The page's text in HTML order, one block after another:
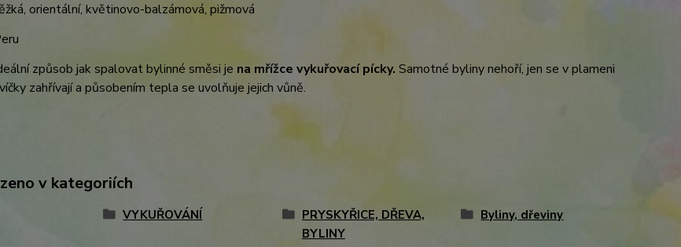
orientální, květinovo-balzámová, pižmová
způsob jak spalovat bylinné směsi je na mřížce vykuřovací pícky. Samotné byliny nehoří, jen se v plameni
zahřívají a působením tepla se uvolňuje jejich vůně.
v kategoriích
VYKUŘOVÁNÍ
PRYSKYŘICE, DŘEVA,
BYLINY
Byliny, dřeviny